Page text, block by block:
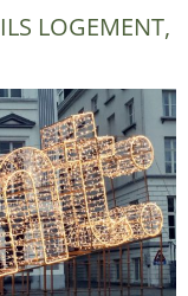
LOGEMENT,